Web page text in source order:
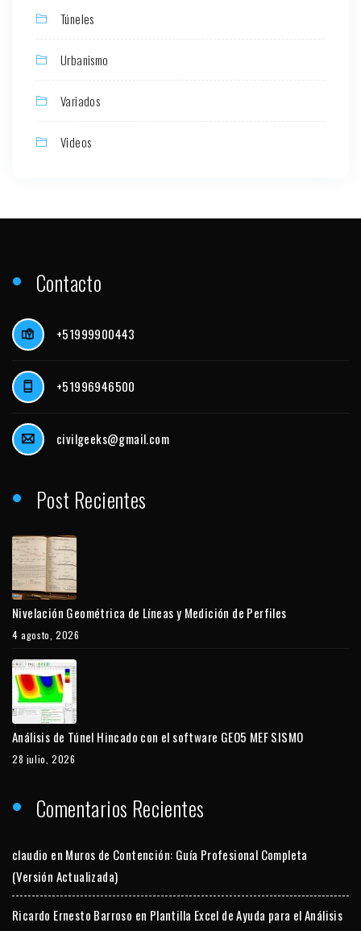
Túneles
Urbanismo
Variados
Videos
Contacto
+51999900443
+51996946500
civilgeeks@gmail.com
Post Recientes
Nivelación Geométrica de Líneas y Medición de Perfiles
4 agosto, 2026
Análisis de Túnel Hincado con el software GEO5 MEF SISMO
28 julio, 2026
Comentarios Recientes
claudio en Muros de Contención: Guía Profesional Completa
(Versión Actualizada)
Ricardo Ernesto Barroso en Plantilla Excel de Ayuda para el Análisis